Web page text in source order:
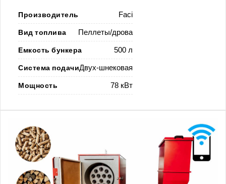
Производитель Faci
Вид топлива Пеллеты/дрова
Емкость бункера 500 л
Система подачиДвух-шнековая
Мощность 78 кВт